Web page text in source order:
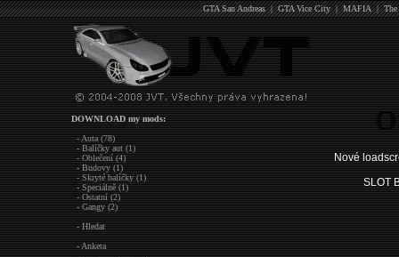
GTA San Andreas|GTA Vice City|MAFIA|
DOWNLOAD my mods:
- Auta (78)
- Balíčky aut (1)
- Oblečení (4)
- Budovy (1)
- Skryté balíčky (1)
- Speciálně (1)
- Ostatní (2)
- Gangy (2)
- Hledat
- Anketa
Nové
SLOT